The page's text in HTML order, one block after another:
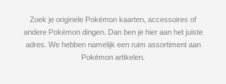
Zoek je originele Pokémon kaarten, accessoires of
andere Pokémon dingen. Dan ben je hier aan het juiste
adres. We hebben namelijk een ruim assortiment aan
Pokémon artikelen.